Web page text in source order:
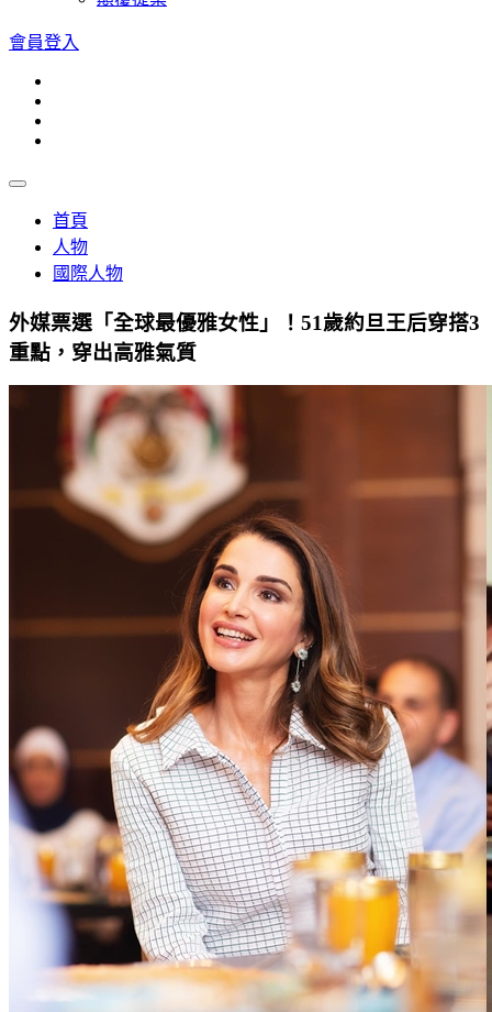
會員登入
首頁
人物
國際人物
外媒票選「全球最優雅女性」！51歲約旦王后穿搭3
重點，穿出高雅氣質